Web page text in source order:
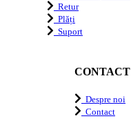
Retur
Plăți
Suport
CONTACT
Despre noi
Contact